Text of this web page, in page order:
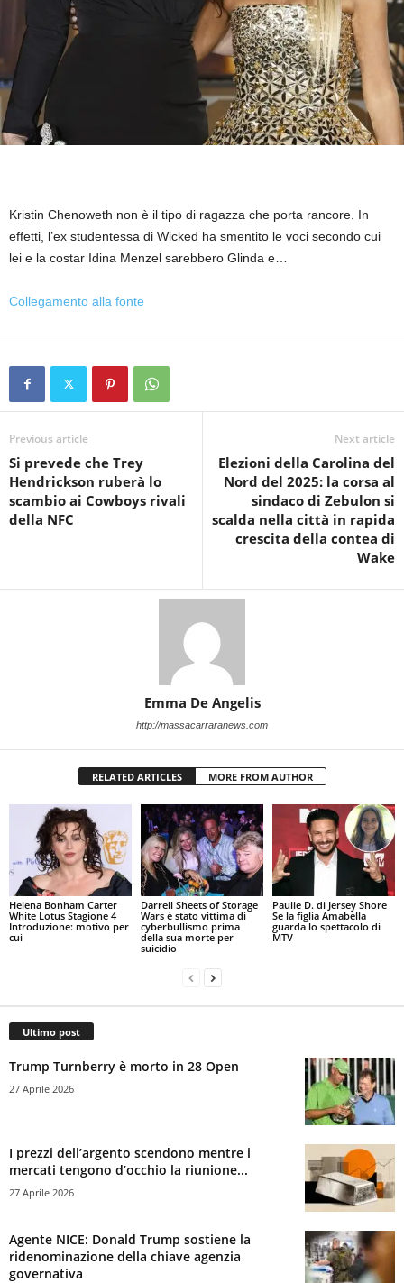
Kristin Chenoweth non è il tipo di ragazza che porta rancore. In
effetti, l’ex studentessa di Wicked ha smentito le voci secondo cui
lei e la costar Idina Menzel sarebbero Glinda e…
Collegamento alla fonte
Previous article
Si prevede che Trey
Hendrickson ruberà lo
scambio ai Cowboys rivali
della NFC
Next article
Elezioni della Carolina del
Nord del 2025: la corsa al
sindaco di Zebulon si
scalda nella città in rapida
crescita della contea di
Wake
Emma De Angelis
http://massacarraranews.com
RELATED ARTICLES MORE FROM AUTHOR
Helena Bonham Carter
White Lotus Stagione 4
Introduzione: motivo per
cui
Darrell Sheets of Storage
Wars è stato vittima di
cyberbullismo prima
della sua morte per
suicidio
Paulie D. di Jersey Shore
Se la figlia Amabella
guarda lo spettacolo di
MTV
Ultimo post
Trump Turnberry è morto in 28 Open
27 Aprile 2026
I prezzi dell’argento scendono mentre i
mercati tengono d’occhio la riunione...
27 Aprile 2026
Agente NICE: Donald Trump sostiene la
ridenominazione della chiave agenzia
governativa